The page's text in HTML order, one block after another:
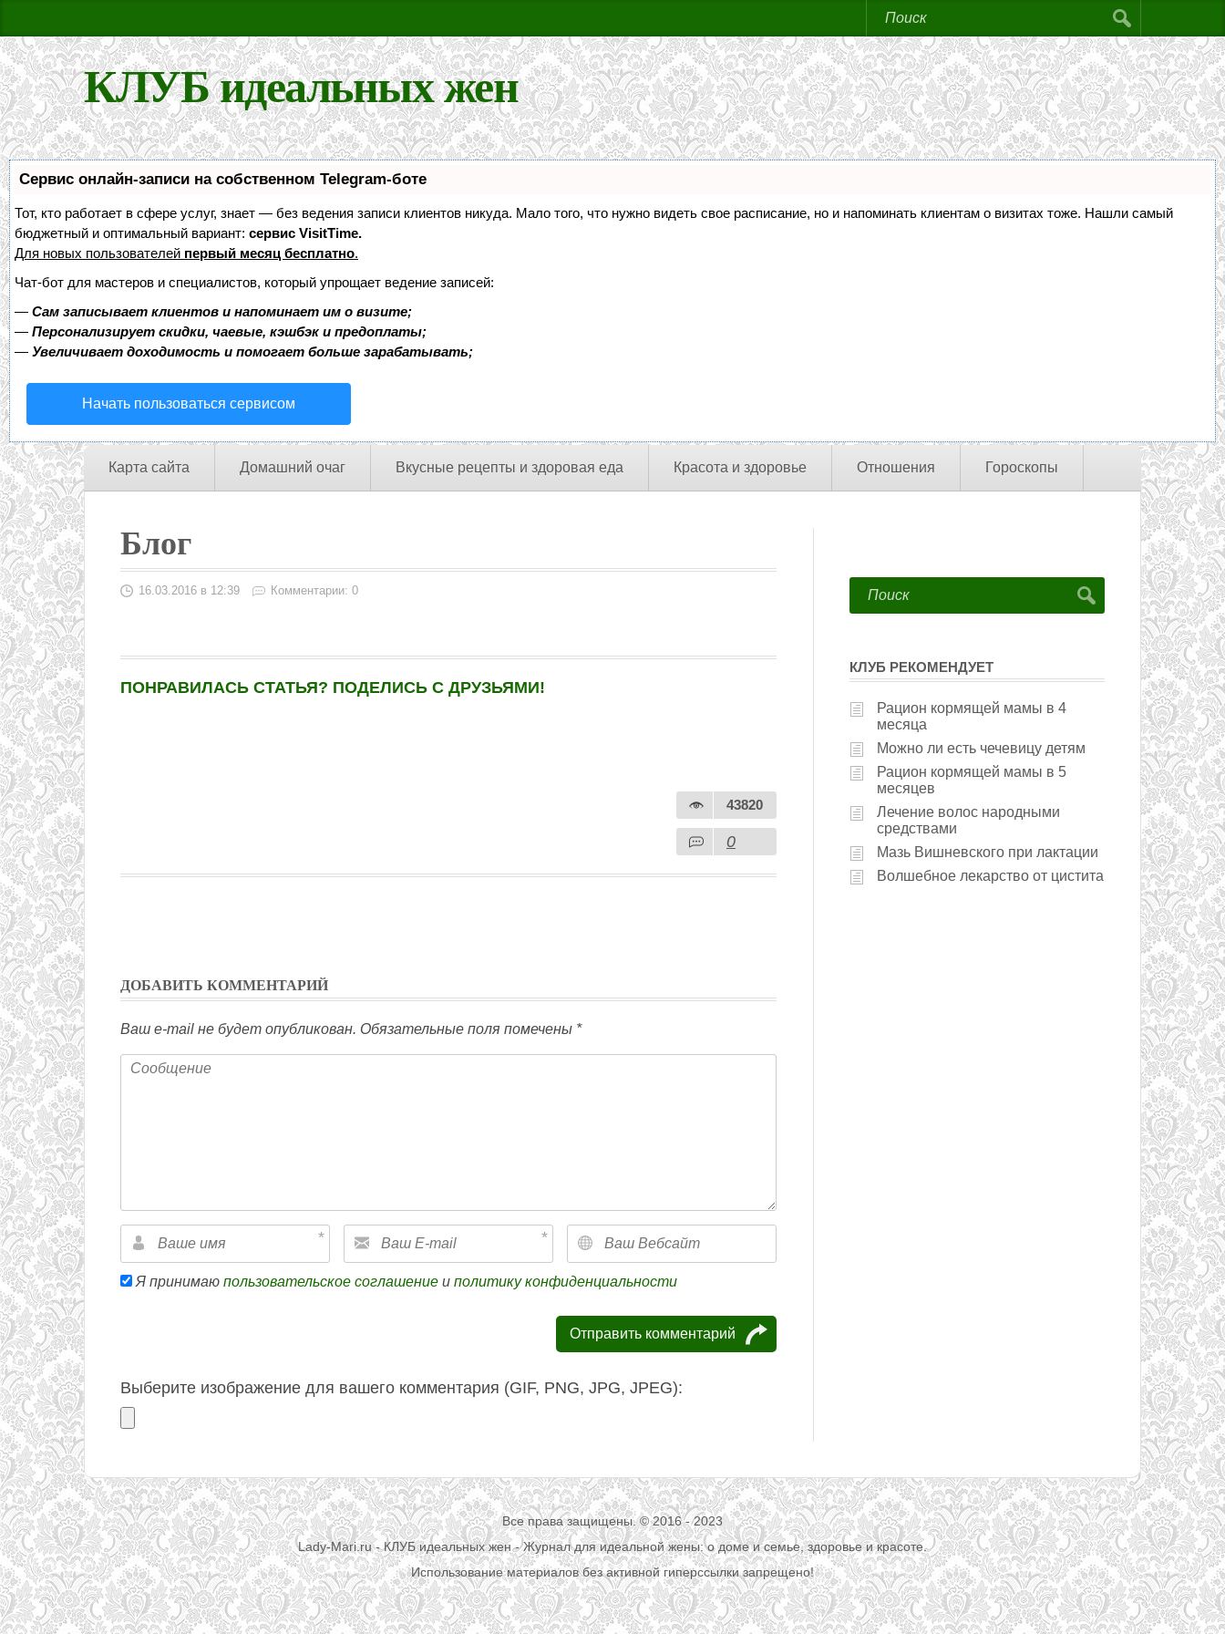
КЛУБ идеальных жен
Сервис онлайн-записи на собственном Telegram-боте
Тот, кто работает в сфере услуг, знает — без ведения записи клиентов никуда. Мало того, что нужно видеть свое расписание, но и напоминать клиентам о визитах тоже. Нашли самый
бюджетный и оптимальный вариант: сервис VisitTime.
Для новых пользователей первый месяц бесплатно.
Чат-бот для мастеров и специалистов, который упрощает ведение записей:
— Сам записывает клиентов и напоминает им о визите;
— Персонализирует скидки, чаевые, кэшбэк и предоплаты;
— Увеличивает доходимость и помогает больше зарабатывать;
Начать пользоваться сервисом
Карта сайта Домашний очаг Вкусные рецепты и здоровая еда Красота и здоровье Отношения Гороскопы
Блог
16.03.2016 в 12:39 Комментарии: 0
ПОНРАВИЛАСЬ СТАТЬЯ? ПОДЕЛИСЬ С ДРУЗЬЯМИ!
43820
0
ДОБАВИТЬ КОММЕНТАРИЙ
Ваш e-mail не будет опубликован. Обязательные поля помечены *
Я принимаю пользовательское соглашение и политику конфиденциальности
Выберите изображение для вашего комментария (GIF, PNG, JPG, JPEG):
КЛУБ РЕКОМЕНДУЕТ
Рацион кормящей мамы в 4
месяца
Можно ли есть чечевицу детям
Рацион кормящей мамы в 5
месяцев
Лечение волос народными
средствами
Мазь Вишневского при лактации
Волшебное лекарство от цистита
Все права защищены. © 2016 - 2023
Lady-Mari.ru - КЛУБ идеальных жен - Журнал для идеальной жены: о доме и семье, здоровье и красоте.
Использование материалов без активной гиперссылки запрещено!